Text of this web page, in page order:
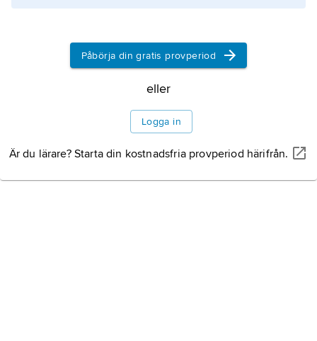
Information om artikeln
Påbörja din gratis provperiod
eller
Logga in
Är du lärare? Starta din kostnadsfria provperiod härifrån.